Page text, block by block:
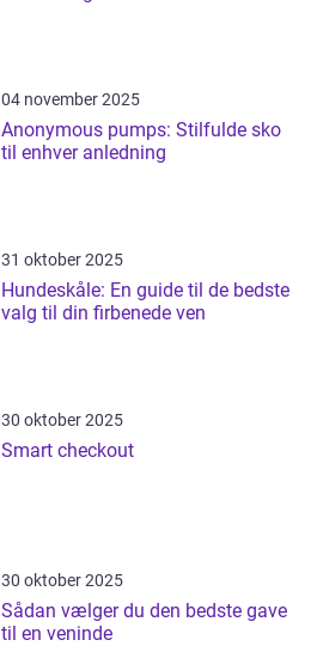
04 november 2025
Anonymous pumps: Stilfulde sko
til enhver anledning
31 oktober 2025
Hundeskåle: En guide til de bedste
valg til din firbenede ven
30 oktober 2025
Smart checkout
30 oktober 2025
Sådan vælger du den bedste gave
til en veninde